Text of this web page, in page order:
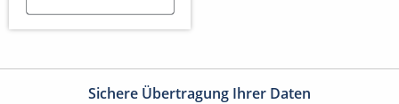
Sichere Übertragung Ihrer Daten